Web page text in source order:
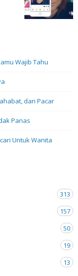
Wajib Tahu
dan Pacar
Panas
Untuk Wanita
313
157
50
19
13